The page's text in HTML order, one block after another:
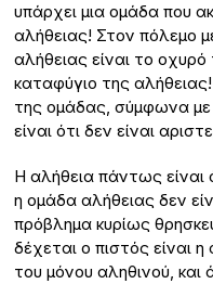
υπάρχει μια ομάδα που
αλήθειας! Στον πόλεμο
αλήθειας είναι το οχυρό
καταφύγιο της
της ομάδας, σύμφωνα με
είναι ότι δεν είναι
Η αλήθεια πάντως είναι
η ομάδα αλήθειας δεν
πρόβλημα κυρίως
δέχεται ο πιστός είναι
του μόνου αληθινού,